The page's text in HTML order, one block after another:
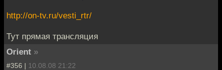
http://on-tv.ru/vesti_rtr/
Тут прямая трансляция
Orient »
#356 | 10.08.08 21:22